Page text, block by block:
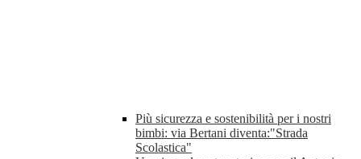
Più sicurezza e sostenibilità per i nostri
bimbi: via Bertani diventa:"Strada
Scolastica"